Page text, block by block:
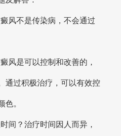
风不是传染病，不会通过
风是可以控制和改善的，
通过积极治疗，可以有效控
色。
间？治疗时间因人而异，